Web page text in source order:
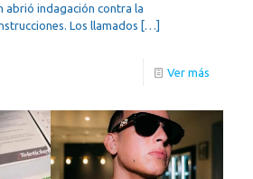
abrió indagación contra la
Los llamados […]
Ver más